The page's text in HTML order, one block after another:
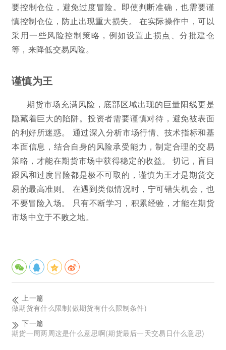
要控制仓位，避免过度冒险。即使判断准确，也需要谨
慎控制仓位，防止出现重大损失。 在实际操作中，可以
采用一些风险控制策略，例如设置止损点、分批建仓
等，来降低交易风险。
谨慎为王
期货市场充满风险，底部区域出现的巨量阳线更是
隐藏着巨大的陷阱。投资者需要谨慎对待，避免被表面
的利好所迷惑。 通过深入分析市场行情、技术指标和基
本面信息，结合自身的风险承受能力，制定合理的交易
策略，才能在期货市场中获得稳定的收益。 切记，盲目
跟风和过度冒险都是极不可取的，谨慎为王才是期货交
易的最高准则。 在遇到类似情况时，宁可错失机会，也
不要冒险入场。 只有不断学习，积累经验，才能在期货
市场中立于不败之地。
上一篇
做期货有什么限制(做期货有什么限制条件)
下一篇
期货一周两周这是什么意思啊(期货最后一天交易日什么意思)